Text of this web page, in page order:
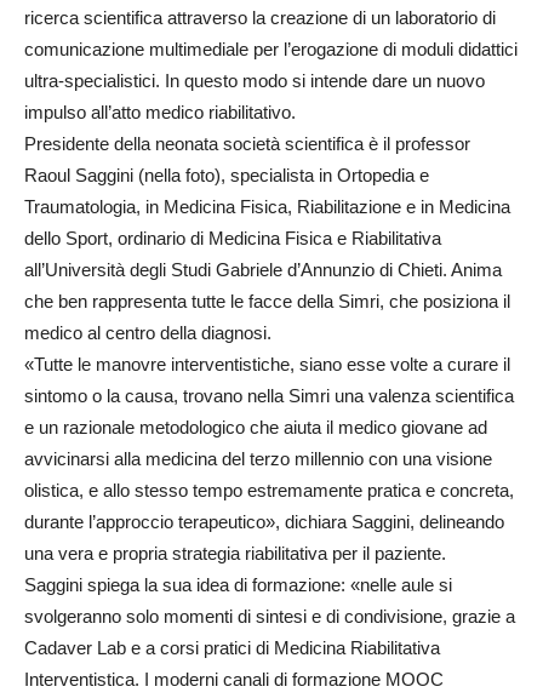
ricerca scientifica attraverso la creazione di un laboratorio di
comunicazione multimediale per l’erogazione di moduli didattici
ultra-specialistici. In questo modo si intende dare un nuovo
impulso all’atto medico riabilitativo.
Presidente della neonata società scientifica è il professor
Raoul Saggini (nella foto), specialista in Ortopedia e
Traumatologia, in Medicina Fisica, Riabilitazione e in Medicina
dello Sport, ordinario di Medicina Fisica e Riabilitativa
all’Università degli Studi Gabriele d’Annunzio di Chieti. Anima
che ben rappresenta tutte le facce della Simri, che posiziona il
medico al centro della diagnosi.
«Tutte le manovre interventistiche, siano esse volte a curare il
sintomo o la causa, trovano nella Simri una valenza scientifica
e un razionale metodologico che aiuta il medico giovane ad
avvicinarsi alla medicina del terzo millennio con una visione
olistica, e allo stesso tempo estremamente pratica e concreta,
durante l’approccio terapeutico», dichiara Saggini, delineando
una vera e propria strategia riabilitativa per il paziente.
Saggini spiega la sua idea di formazione: «nelle aule si
svolgeranno solo momenti di sintesi e di condivisione, grazie a
Cadaver Lab e a corsi pratici di Medicina Riabilitativa
Interventistica. I moderni canali di formazione MOOC